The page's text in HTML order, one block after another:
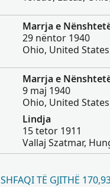
Marrja e
29 nëntor 1940
Ohio, United States
Marrja e
9 maj 1940
Ohio, United States
Lindja
15 tetor 1911
Vallaj Szatmar,
SHFAQI TË GJITHË